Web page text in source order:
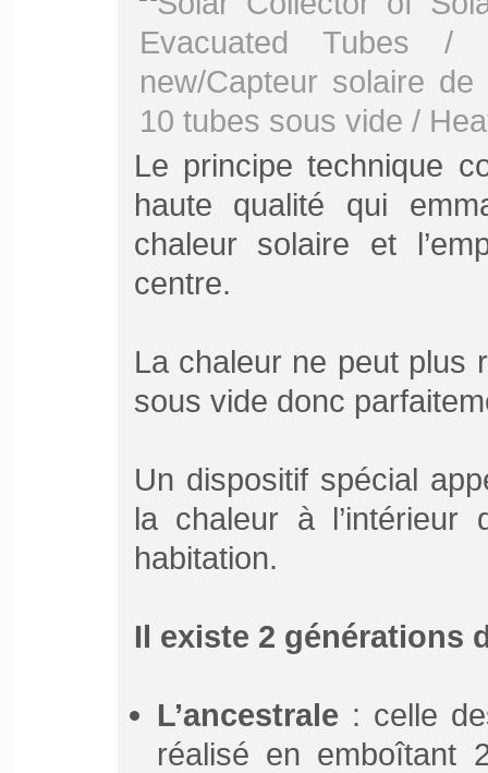
Le principe technique
haute qualité qui
chaleur solaire et
centre.
La chaleur ne peut plus
sous vide donc
Un dispositif spécial
la chaleur à
habitation.
Il existe 2 générations
L’ancestrale : celle
réalisé en emboîtant